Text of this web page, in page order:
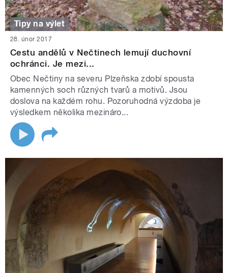
Tipy na výlet
28. únor 2017
Cestu andělů v Nečtinech lemují duchovní
ochránci. Je mezi...
Obec Nečtiny na severu Plzeňska zdobí spousta
kamenných soch různých tvarů a motivů. Jsou
doslova na každém rohu. Pozoruhodná výzdoba je
výsledkem několika mezináro...